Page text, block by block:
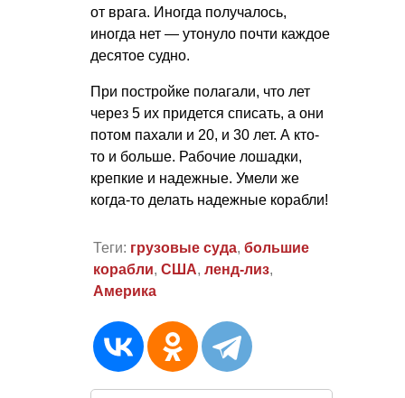
от врага. Иногда получалось,
иногда нет — утонуло почти каждое
десятое судно.
При постройке полагали, что лет
через 5 их придется списать, а они
потом пахали и 20, и 30 лет. А кто-
то и больше. Рабочие лошадки,
крепкие и надежные. Умели же
когда-то делать надежные корабли!
Теги: грузовые суда, большие
корабли, США, ленд-лиз,
Америка